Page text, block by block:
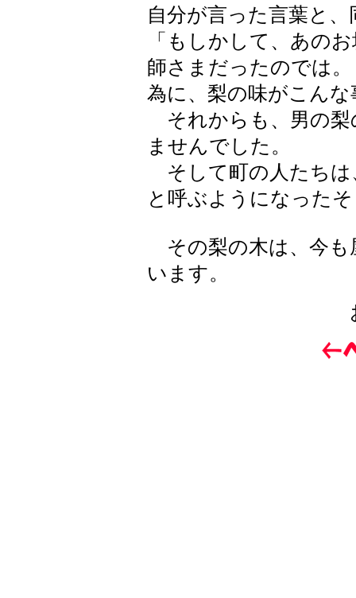
自分が言った言葉と
「もしかして、あの
師さまだったのでは
為に、梨の味がこん
それからも、男の梨
ませんでした。
そして町の人たちは
と呼ぶようになった
その梨の木は、今も
います。